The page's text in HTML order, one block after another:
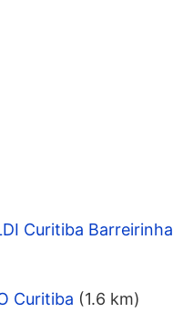
Curitiba Barreirinha
Curitiba (1.6 km)